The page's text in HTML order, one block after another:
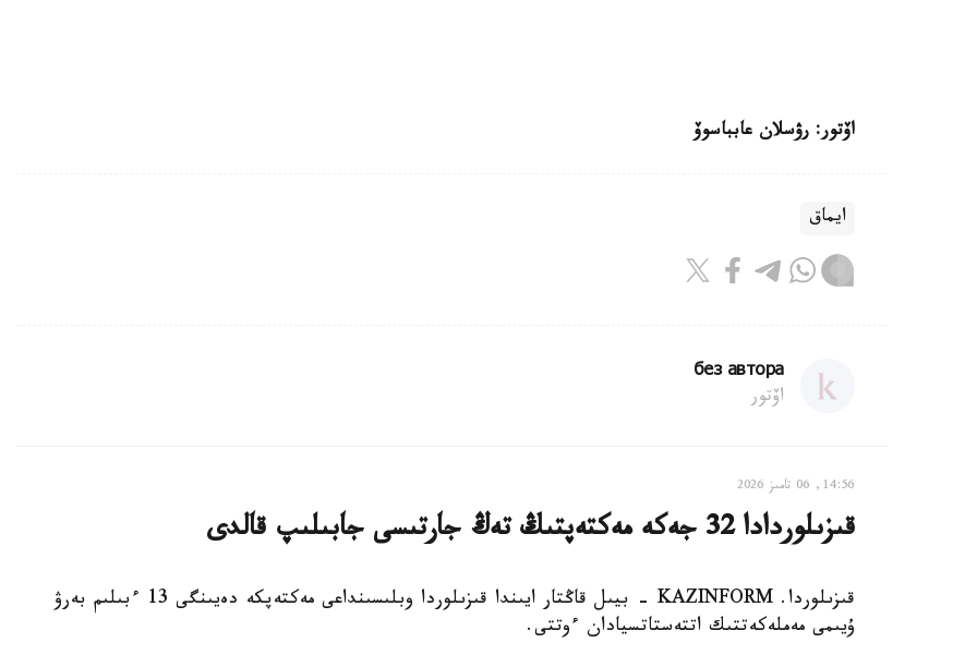
اۆتور: رۋسلان عابباسوۆ
ايماق
без автора
اۆتور
14:56, 06 تامىز 2026
قىزىلوردادا 32 جەكە مەكتەپتىڭ تەڭ جارتىسى جابىلىپ قالدى
قىزىلوردا. KAZINFORM - بيىل قاڭتار ايىندا قىزىلوردا وبلىسىنداعى مەكتەپكە دەيىنگى 13 ءبىلىم بەرۋ
ۇيىمى مەملەكەتتىك اتتەستاتسيادان ءوتتى.